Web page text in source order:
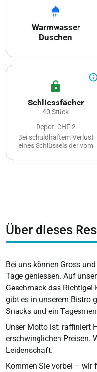
Bänken je Feuerstelle.
shower
Warmwasser
Duschen
info_outline
lock
Schliessfächer
40 Stück
Depot: CHF 2
Bei schuldhaftem Verlust
eines Schlüssels der vom
Verfügung gestellten
Über dieses
Bei uns können Gross
Tage geniessen. Auf
Geschmack das Richtige!
gibt es in unserem Bistro
Snacks und ein
Unser Motto ist: raffiniert
erschwinglichen Preisen.
Leidenschaft.
Kommen Sie vorbei – wir